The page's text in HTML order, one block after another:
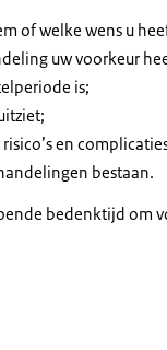
of welke wens u
uw voorkeur
is;
en
bestaan.
bedenktijd om